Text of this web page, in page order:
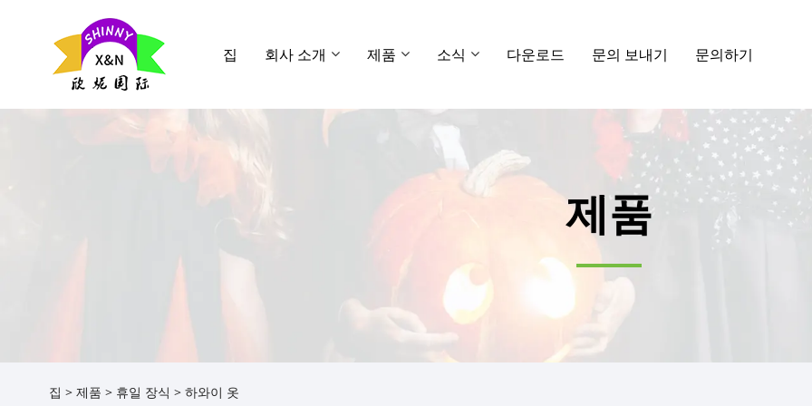
집 회사 소개 제품 소식 다운로드 문의 보내기 문의하기
제품
집 > 제품 > 휴일 장식 > 하와이 옷